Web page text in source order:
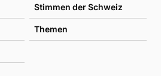
Stimmen der Schweiz
Themen